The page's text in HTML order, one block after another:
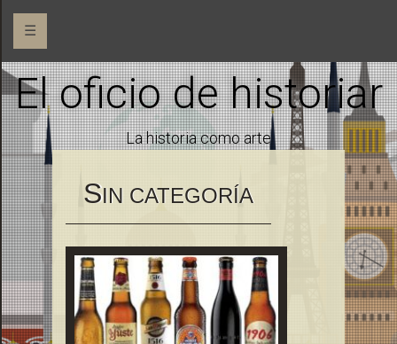
☰
El oficio de historiar
La historia como arte
SIN CATEGORÍA